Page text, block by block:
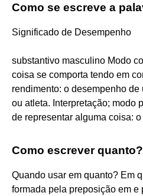
Como se escreve a
Significado de Desempenho
substantivo masculino Modo
coisa se comporta tendo em
rendimento: o desempenho
ou atleta. Interpretação; modo
de representar alguma coisa:
Como escrever quanto?
Quando usar em quanto? Em
formada pela preposição em